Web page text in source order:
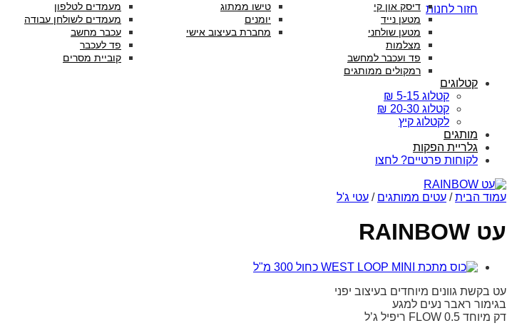
חזור לחנות דיסק און קי
מטען נייד
מטען שולחני
מצלמות
פד ועכבר למחשב
רמקולים ממותגים
טישו ממתוג
יומנים
מחברת בעיצוב אישי
מעמדים לטלפון
מעמדים לשולחן עבודה
עכבר מחשב
פד לעכבר
קוביית מסרים
קטלוגים
קטלוג 5-15 ₪
קטלוג 20-30 ₪
לקטלוג קיץ
מותגים
גלריית הפקות
לקוחות פרטיים? לחצו
עמוד הבית / עטים ממותגים / עטי ג'ל
עט RAINBOW
עט בקשת גוונים מיוחדים בעיצוב יפני
בגימור ראבר נעים למגע
דק מיוחד 0.5 FLOW ריפיל ג’ל